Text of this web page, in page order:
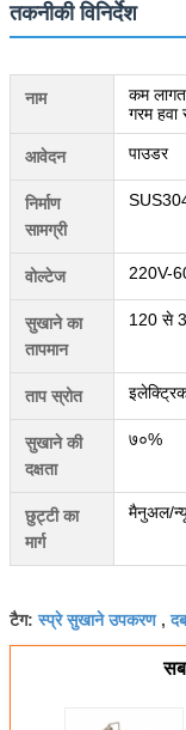
तकनीकी विनिर्देश
नाम
कम लागत
गरम हवा
आवेदन पाउडर
निर्माण
सामग्री
वोल्टेज 220V-
सुखाने का
तापमान
120 से
ताप स्रोत
सुखाने की
दक्षता
७०%
छुट्टी का
मार्ग
मैनुअल/
टैग:स्प्रे सुखाने उपकरण,